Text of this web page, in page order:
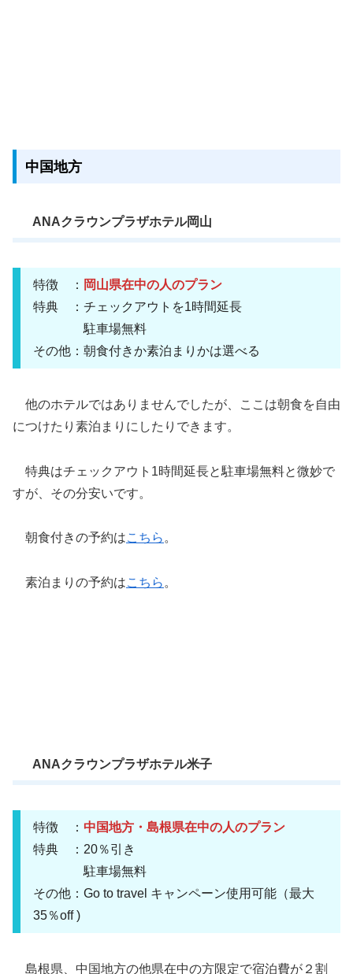
中国地方
ANAクラウンプラザホテル岡山
特徴 ： 岡山県在中の人のプラン
特典 ：チェックアウトを1時間延長
駐車場無料
その他：朝食付きか素泊まりかは選べる
他のホテルではありませんでしたが、ここは朝食を自由
につけたり素泊まりにしたりできます。
特典はチェックアウト1時間延長と駐車場無料と微妙で
すが、その分安いです。
朝食付きの予約はこちら 。
素泊まりの予約はこちら 。
ANAクラウンプラザホテル米子
特徴 ： 中国地方・島根県在中の人のプラン
特典 ：20％引き
駐車場無料
その他：Go to travel キャンペーン使用可能（最大
35％off )
島根県、中国地方の他県在中の方限定で宿泊費が２割